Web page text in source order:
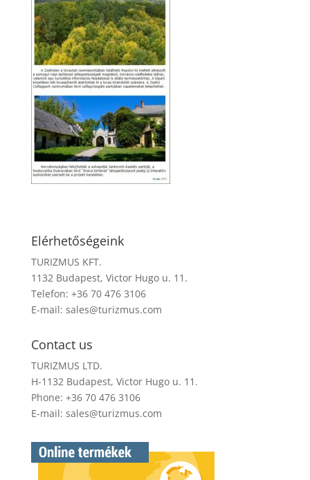
Elérhetőségeink
TURIZMUS KFT.
1132 Budapest, Victor Hugo u. 11.
Telefon: +36 70 476 3106
E-mail: sales@turizmus.com
Contact us
TURIZMUS LTD.
H-1132 Budapest, Victor Hugo u. 11.
Phone: +36 70 476 3106
E-mail: sales@turizmus.com